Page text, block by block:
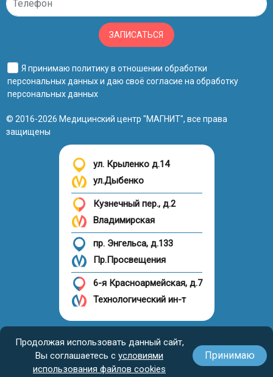
Продолжая использовать данный сайт,
Вы соглашаетесь с условиями
использования файлов cookies
Принимаю
ЗАПИСАТЬСЯ
Я принимаю политику в отношении обработки
персональных данныхи даю своё согласие на обработку
персональных данных
© 2016-2026 Медицинский центр "МАГНИТ", все права
защищены
ул. Крыленко д.14
ул.Дыбенко
Кузнечный пер., д.2
Владимирская
пр. Энгельса, д.133
Пр.Просвещения
6-я Красноармейская, д.7
Технологический ин-т
Налоговый вычет